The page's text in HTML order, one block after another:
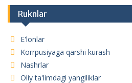
Ruknlar
E'lonlar
Korrpusiyaga qarshi kurash
Nashrlar
Oliy ta'limdagi yangiliklar